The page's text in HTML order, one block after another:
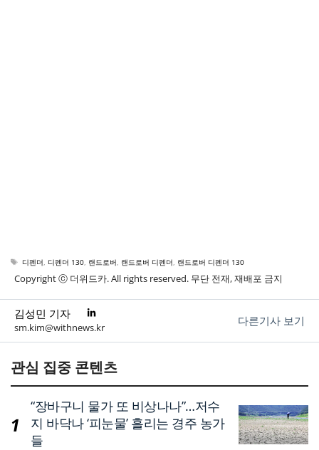
태
디펜더 디펜더 130 랜드로버 랜드로버 디펜더 랜드로버 디펜더 130
Copyright ⓒ 더위드카. All rights reserved. 무단 전재, 재배포 금지
김성민 기자
sm.kim@withnews.kr
다른기사 보기
관심 집중 콘텐츠
“장바구니 물가 또 비상나나”…저수
지 바닥나 ‘피눈물’ 흘리는 경주 농가
들